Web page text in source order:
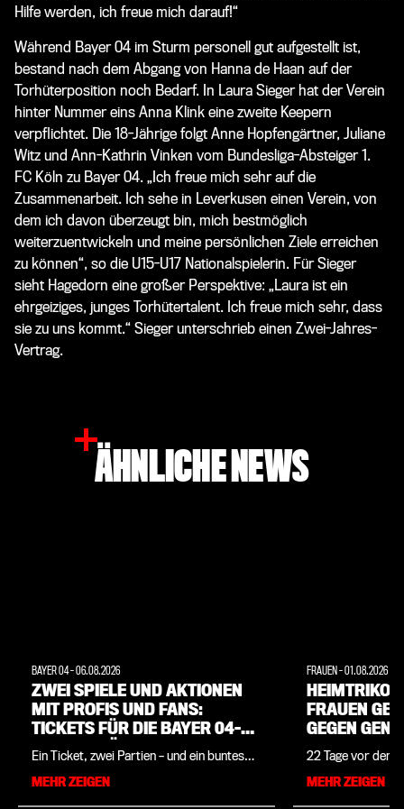
Hilfe werden, ich freue mich darauf!“
Während Bayer 04 im Sturm personell gut aufgestellt ist,
bestand nach dem Abgang von Hanna de Haan auf der
Torhüterposition noch Bedarf. In Laura Sieger hat der Verein
hinter Nummer eins Anna Klink eine zweite Keepern
verpflichtet. Die 18-Jährige folgt Anne Hopfengärtner, Juliane
Witz und Ann-Kathrin Vinken vom Bundesliga-Absteiger 1.
FC Köln zu Bayer 04. „Ich freue mich sehr auf die
Zusammenarbeit. Ich sehe in Leverkusen einen Verein, von
dem ich davon überzeugt bin, mich bestmöglich
weiterzuentwickeln und meine persönlichen Ziele erreichen
zu können“, so die U15-U17 Nationalspielerin. Für Sieger
sieht Hagedorn eine großer Perspektive: „Laura ist ein
ehrgeiziges, junges Torhütertalent. Ich freue mich sehr, dass
sie zu uns kommt.“ Sieger unterschrieb einen Zwei-Jahres-
Vertrag.
ÄHNLICHE NEWS
BAYER 04-06.08.2026
ZWEI SPIELE UND AKTIONEN
MIT PROFIS UND FANS:
TICKETS FÜR DIE BAYER 04-
SAISONERÖFFNUNG SICHERN!
Ein Ticket, zwei Partien – und ein buntes
und Spielern der Profi-Teams: Bayer 04
MEHR ZEIGEN
FRAUEN -01.08.2026
FRAUEN
GEGEN GENK
22 Tage vor dem
Selbstvertrauen
MEHR ZEIGEN